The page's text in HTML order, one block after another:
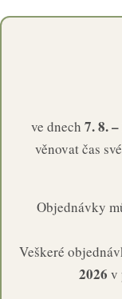
ve dnech 7. 8.
věnovat čas
Objednávky
Veškeré
2026 v